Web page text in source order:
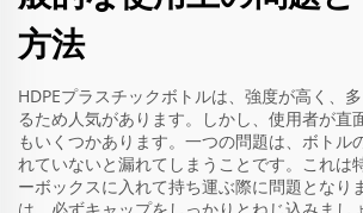
方法
HDPEプラスチックボトルは、強度が高く、
るため人気があります。しかし、使用者が直
もいくつかあります。一つの問題は、ボトル
れていないと漏れてしまうことです。これは
ーボックスに入れて持ち運ぶ際に問題となり